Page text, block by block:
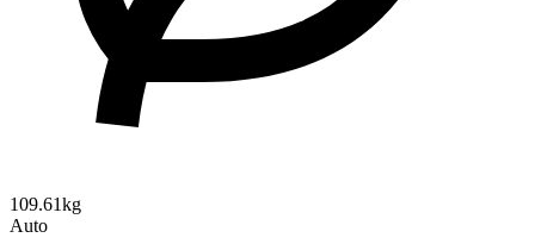
109.61kg
Auto